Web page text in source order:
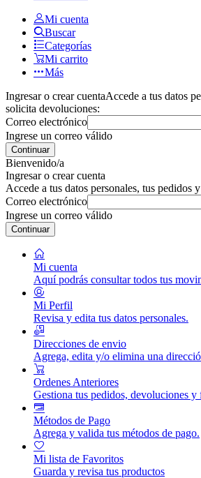
Mi cuenta
Buscar
Categorías
Mi carrito
Más
Ingresar o crear cuentaAccede a tus datos
solicita devoluciones:
Correo electrónico
Ingrese un correo válido
Continuar
Bienvenido/a
Ingresar o crear cuenta
Accede a tus datos personales, tus pedidos
Correo electrónico
Ingrese un correo válido
Continuar
Mi cuenta
Aquí podrás consultar todos tus
Mi Perfil
Revisa y edita tus datos personales.
Direcciones de envio
Agrega, edita y/o elimina una
Ordenes Anteriores
Gestiona tus pedidos, devoluciones y
Métodos de Pago
Agrega y valida tus métodos de pago.
Mi lista de Favoritos
Guarda y revisa tus productos